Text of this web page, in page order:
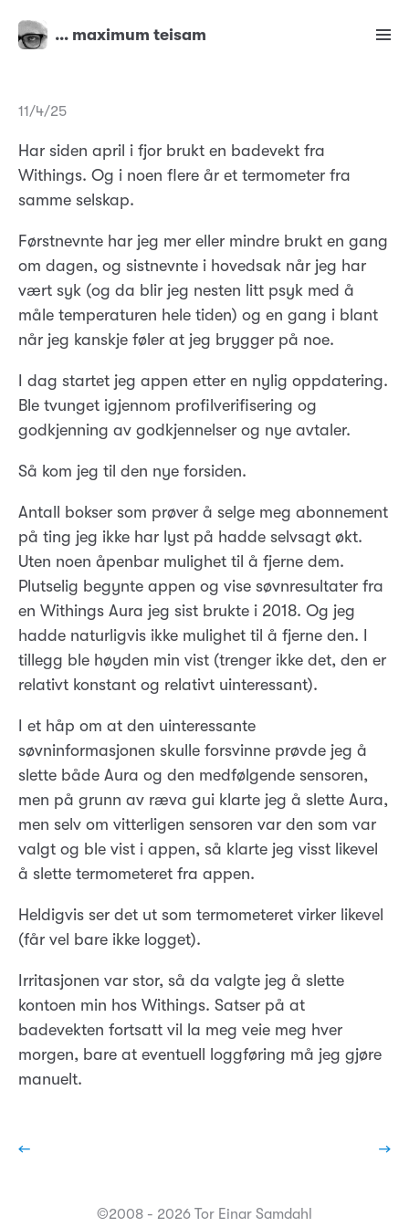
… maximum teisam
11/4/25
Har siden april i fjor brukt en badevekt fra
Withings. Og i noen flere år et termometer fra
samme selskap.
Førstnevnte har jeg mer eller mindre brukt en gang
om dagen, og sistnevnte i hovedsak når jeg har
vært syk (og da blir jeg nesten litt psyk med å
måle temperaturen hele tiden) og en gang i blant
når jeg kanskje føler at jeg brygger på noe.
I dag startet jeg appen etter en nylig oppdatering.
Ble tvunget igjennom profilverifisering og
godkjenning av godkjennelser og nye avtaler.
Så kom jeg til den nye forsiden.
Antall bokser som prøver å selge meg abonnement
på ting jeg ikke har lyst på hadde selvsagt økt.
Uten noen åpenbar mulighet til å fjerne dem.
Plutselig begynte appen og vise søvnresultater fra
en Withings Aura jeg sist brukte i 2018. Og jeg
hadde naturligvis ikke mulighet til å fjerne den. I
tillegg ble høyden min vist (trenger ikke det, den er
relativt konstant og relativt uinteressant).
I et håp om at den uinteressante
søvninformasjonen skulle forsvinne prøvde jeg å
slette både Aura og den medfølgende sensoren,
men på grunn av ræva gui klarte jeg å slette Aura,
men selv om vitterligen sensoren var den som var
valgt og ble vist i appen, så klarte jeg visst likevel
å slette termometeret fra appen.
Heldigvis ser det ut som termometeret virker likevel
(får vel bare ikke logget).
Irritasjonen var stor, så da valgte jeg å slette
kontoen min hos Withings. Satser på at
badevekten fortsatt vil la meg veie meg hver
morgen, bare at eventuell loggføring må jeg gjøre
manuelt.
← →
©2008 - 2026 Tor Einar Samdahl